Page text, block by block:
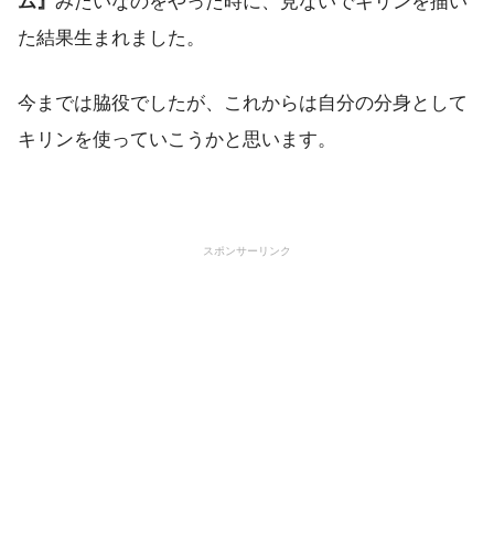
た結果生まれました。
今までは脇役でしたが、これからは自分の分身として
キリンを使っていこうかと思います。
スポンサーリンク